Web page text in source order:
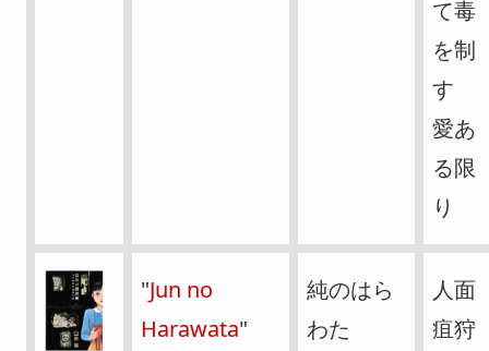
て毒
を制
す
愛あ
る限
り
"Jun no
Harawata"
純のはら
わた
人面
疽狩